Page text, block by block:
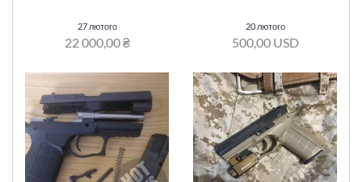
27 лютого
22 000,00 ₴
20 лютого
500,00 USD